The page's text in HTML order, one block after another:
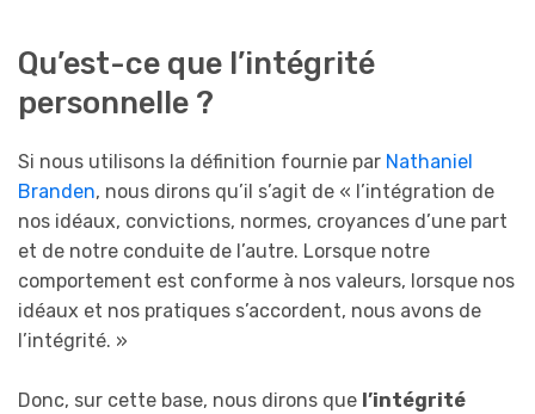
Qu’est-ce que l’intégrité
personnelle ?
Si nous utilisons la définition fournie par Nathaniel
Branden, nous dirons qu’il s’agit de « l’intégration de
nos idéaux, convictions, normes, croyances d’une part
et de notre conduite de l’autre. Lorsque notre
comportement est conforme à nos valeurs, lorsque nos
idéaux et nos pratiques s’accordent, nous avons de
l’intégrité. »
Donc, sur cette base, nous dirons que l’intégrité